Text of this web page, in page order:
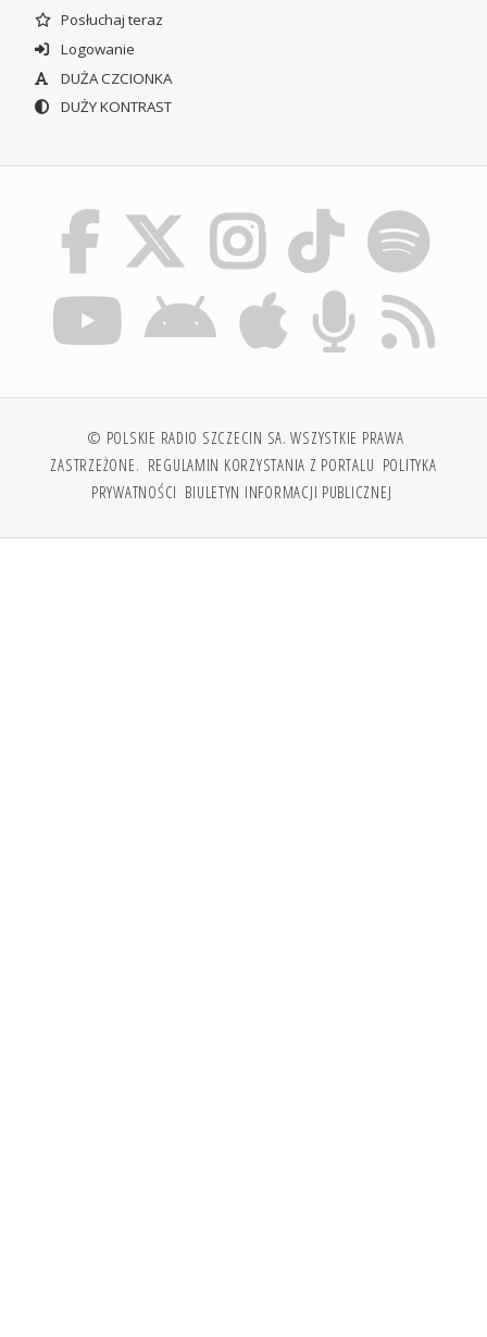
Posłuchaj teraz
Logowanie
DUŻA CZCIONKA
DUŻY KONTRAST
© POLSKIE RADIO SZCZECIN SA. WSZYSTKIE PRAWA
ZASTRZEŻONE. REGULAMIN KORZYSTANIA Z PORTALU POLITYKA
PRYWATNOŚCI BIULETYN INFORMACJI PUBLICZNEJ